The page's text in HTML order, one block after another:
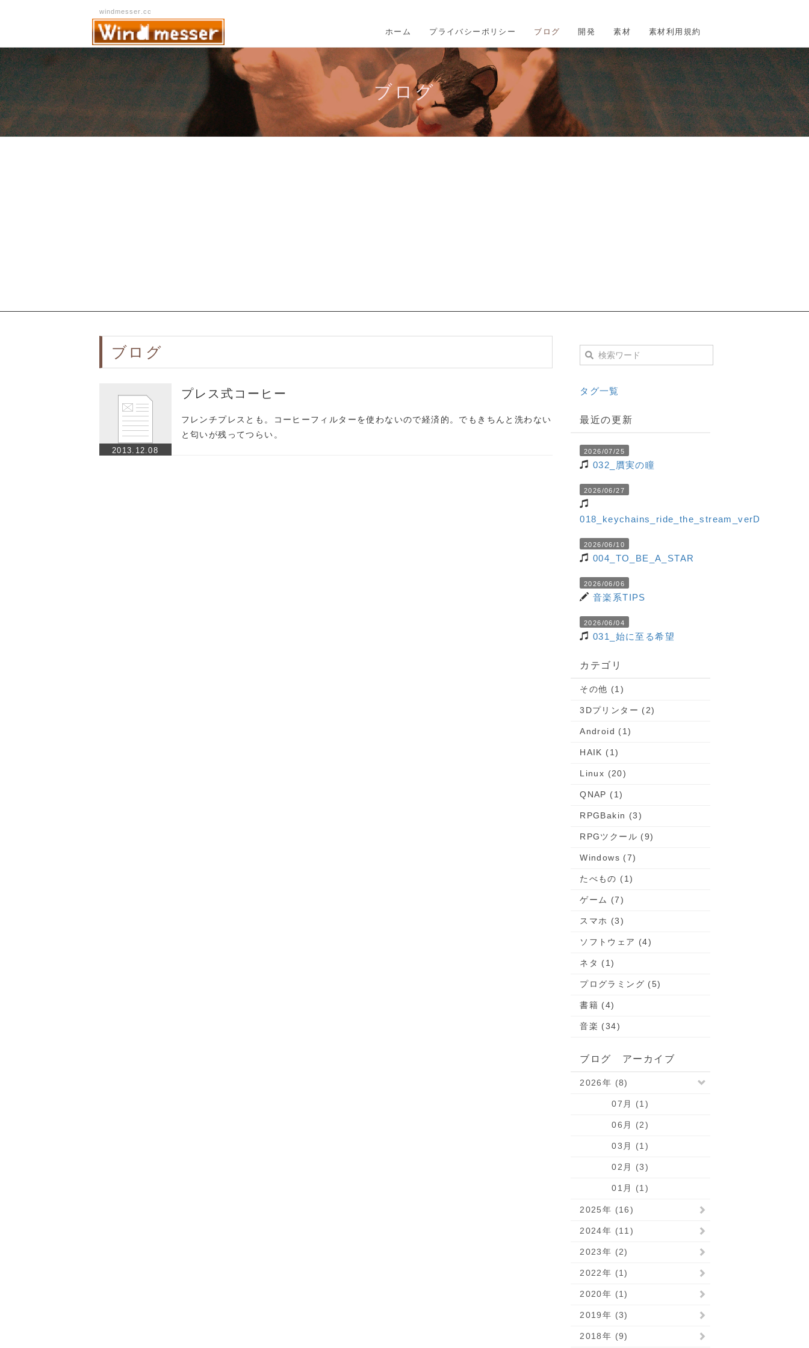
windmesser.cc
ホーム プライバシーポリシー ブログ 開発 素材 素材利用規約
ブログ
ブログ
2013.12.08
プレス式コーヒー
フレンチプレスとも。コーヒーフィルターを使わないので経済的。でもきちんと洗わない
と匂いが残ってつらい。
タグ一覧
最近の更新
2026/07/25
032_贋実の瞳
2026/06/27
018_keychains_ride_the_stream_verD
2026/06/10
004_TO_BE_A_STAR
2026/06/06
音楽系TIPS
2026/06/04
031_始に至る希望
カテゴリ
その他 (1)
3Dプリンター (2)
Android (1)
HAIK (1)
Linux (20)
QNAP (1)
RPGBakin (3)
RPGツクール (9)
Windows (7)
たべもの (1)
ゲーム (7)
スマホ (3)
ソフトウェア (4)
ネタ (1)
プログラミング (5)
書籍 (4)
音楽 (34)
ブログ アーカイブ
2026年 (8)
07月 (1)
06月 (2)
03月 (1)
02月 (3)
01月 (1)
2025年 (16)
2024年 (11)
2023年 (2)
2022年 (1)
2020年 (1)
2019年 (3)
2018年 (9)